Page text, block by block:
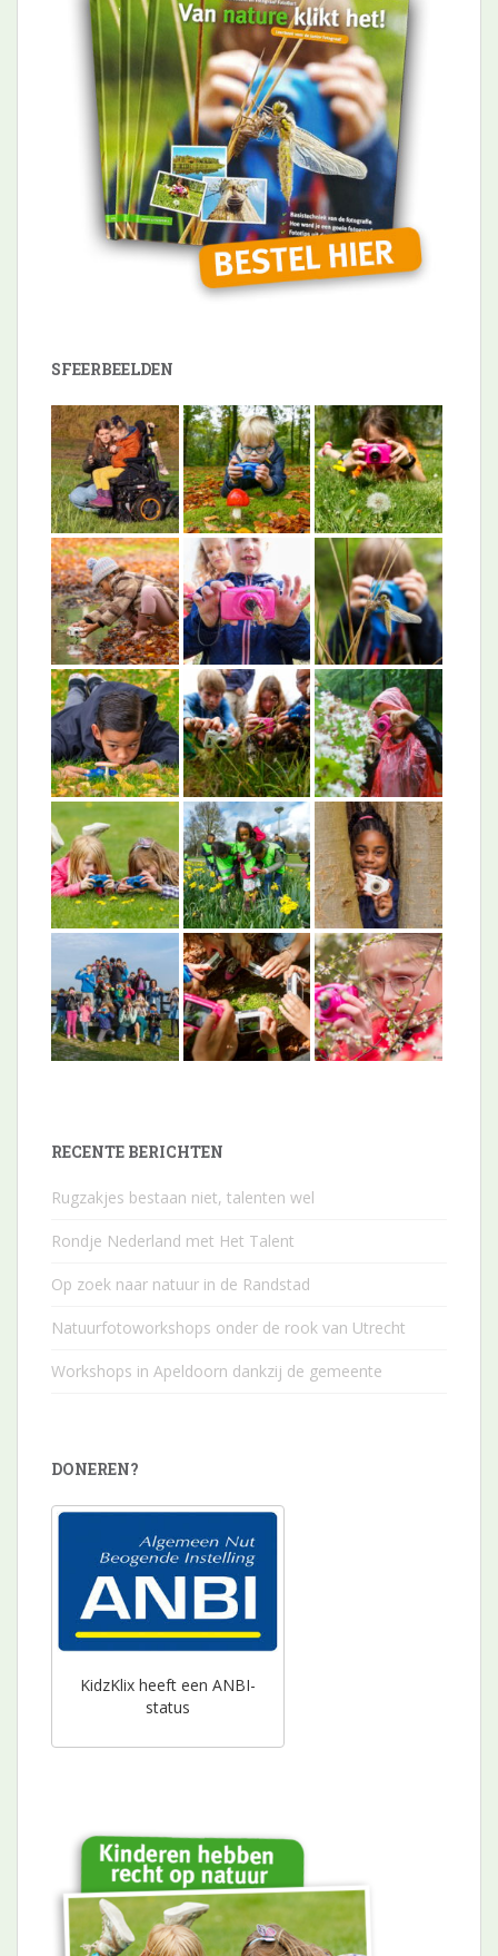
SFEERBEELDEN
RECENTE BERICHTEN
Rugzakjes bestaan niet, talenten wel
Rondje Nederland met Het Talent
Op zoek naar natuur in de Randstad
Natuurfotoworkshops onder de rook van Utrecht
Workshops in Apeldoorn dankzij de gemeente
DONEREN?
KidzKlix heeft een ANBI-
status